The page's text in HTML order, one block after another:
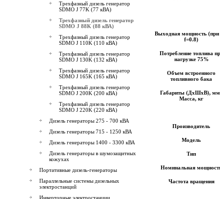
Трехфазный дизель генератор
SDMO J 77K (77 кВА)
Трехфазный дизель генератор
SDMO J 88K (88 кВА)
Трехфазный дизель генератор
SDMO J 110K (110 кВА)
Трехфазный дизель генератор
SDMO J 130K (132 кВА)
Трехфазный дизель генератор
SDMO J 165K (165 кВА)
Трехфазный дизель генератор
SDMO J 200K (200 кВА)
Трехфазный дизель генератор
SDMO J 220K (220 кВА)
Дизель генераторы 275 - 700 кВА
Дизель генераторы 715 - 1250 кВА
Дизель генераторы 1400 - 3300 кВА
Дизель генераторы в шумозащитных
кожухах
Портативные дизель-генераторы
Параллельные системы дизельных
электростанций
Инверторные электростанции
Выходная мощность (при
f=0.8)
Потребление топлива
нагрузке 75%
Объем встроенного
топливного бака
Габариты (ДхШхВ),
Масса, кг
Производитель
Модель
Тип
Номинальная
Частота вращения